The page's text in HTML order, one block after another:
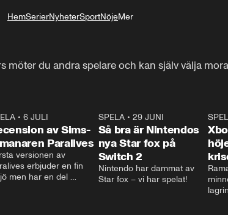
HemSerierNyheterSportNöjeMer
möter du andra spelare och kan själv välja
• 6 JULI
av Sims-
Paralives
versionen av
erbjuder en fin
men har en del
SPELA• 29 JUNI
Så bra är Nintendos
nya Star fox på
Switch 2
Nintendo har dammat av
Star fox – vi har spelat!